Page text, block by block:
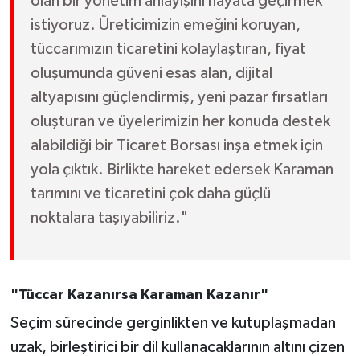
istiyoruz. Üreticimizin emeğini koruyan,
tüccarımızın ticaretini kolaylaştıran, fiyat
oluşumunda güveni esas alan, dijital
altyapısını güçlendirmiş, yeni pazar fırsatları
oluşturan ve üyelerimizin her konuda destek
alabildiği bir Ticaret Borsası inşa etmek için
yola çıktık. Birlikte hareket edersek Karaman
tarımını ve ticaretini çok daha güçlü
noktalara taşıyabiliriz."
"Tüccar Kazanırsa Karaman Kazanır"
Seçim sürecinde gerginlikten ve kutuplaşmadan
uzak, birleştirici bir dil kullanacaklarının altını çizen